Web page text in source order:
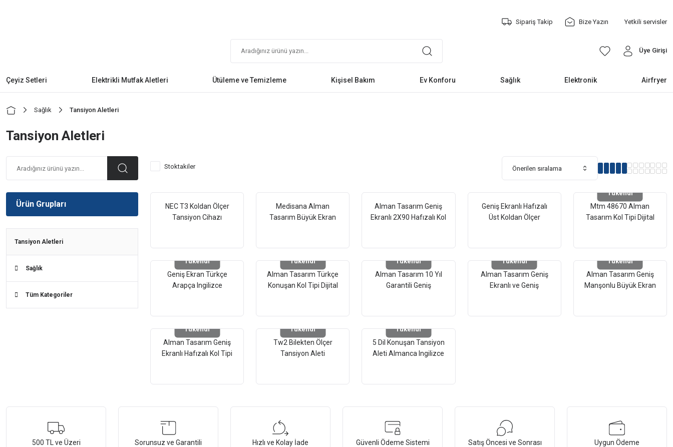
Sipariş Takip Bize Yazın Yetkili servisler
Üye Girişi
Çeyiz Setleri Elektrikli Mutfak Aletleri Ütüleme ve Temizleme Kişisel Bakım Ev Konforu Sağlık Elektronik Airfryer
Sağlık Tansiyon Aletleri
Tansiyon Aletleri
Ürün Grupları
Tansiyon Aletleri
Sağlık
Tüm Kategoriler
Stoktakiler
NEC T3 Koldan Ölçer
Tansiyon Cihazı
Medisana Alman
Tasarım Büyük Ekran
Alman Tasarım Geniş
Ekranlı 2X90 Hafızalı Kol
Geniş Ekranlı Hafızalı
Üst Koldan Ölçer
Tükendi
Mtm 48670 Alman
Tasarım Kol Tipi Dijital
Tükendi
Geniş Ekran Türkçe
Arapça Ingilizce
Tansiyon Aleti
Tükendi
Alman Tasarım Türkçe
Konuşan Kol Tipi Dijital
Tükendi
Alman Tasarım 10 Yıl
Garantili Geniş
Tükendi
Alman Tasarım Geniş
Ekranlı ve Geniş
Aleti
Tükendi
Alman Tasarım Geniş
Manşonlu Büyük Ekran
Garantili
Tükendi
Alman Tasarım Geniş
Ekranlı Hafızalı Kol Tipi
Tükendi
Tw2 Bilekten Ölçer
Tansiyon Aleti
Tükendi
5 Dil Konuşan Tansiyon
Aleti Almanca Ingilizce
500 TL ve Üzeri
Sorunsuz ve Garantili
Hızlı ve Kolay İade
Güvenli Ödeme Sistemi
Satış Öncesi ve Sonrası
Uygun Ödeme